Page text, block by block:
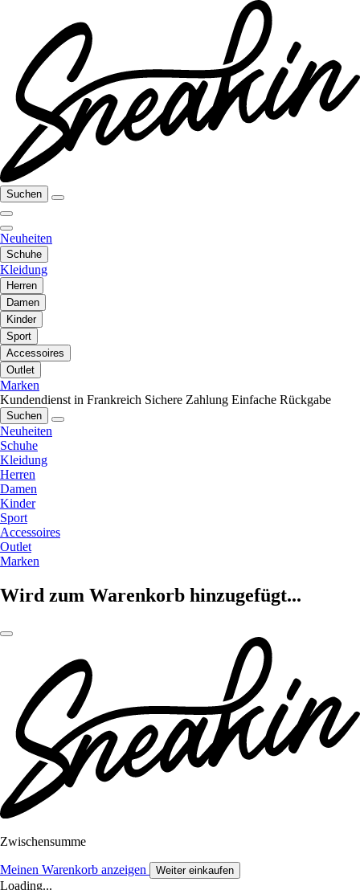
Suchen
Neuheiten
Schuhe
Kleidung
Herren
Damen
Kinder
Sport
Accessoires
Outlet
Marken
Kundendienst in Frankreich Sichere Zahlung Einfache Rückgabe
Suchen
Neuheiten
Schuhe
Kleidung
Herren
Damen
Kinder
Sport
Accessoires
Outlet
Marken
Wird zum Warenkorb hinzugefügt...
Zwischensumme
Meinen Warenkorb anzeigen Weiter einkaufen
Loading...